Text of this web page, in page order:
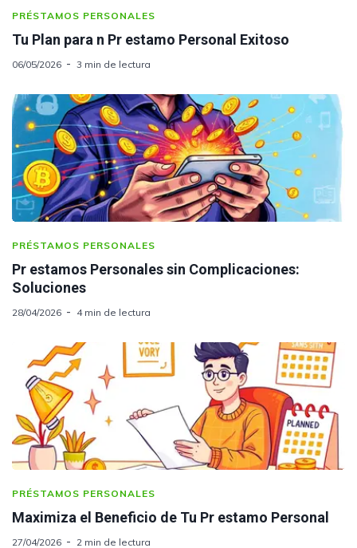
PRÉSTAMOS PERSONALES
Tu Plan para n Pr estamo Personal Exitoso
06/05/2026 3 min de lectura
PRÉSTAMOS PERSONALES
Pr estamos Personales sin Complicaciones:
Soluciones
28/04/2026 4 min de lectura
PRÉSTAMOS PERSONALES
Maximiza el Beneficio de Tu Pr estamo Personal
27/04/2026 2 min de lectura